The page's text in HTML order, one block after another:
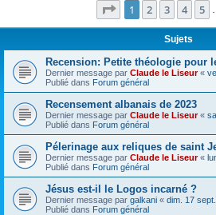
Page 1sur20
1 2 3 4 5
Sujets
Recension: Petite théologie pour
Dernier message par Claude le Liseur«
Publié dans Forum général
Recensement albanais de 2023
Dernier message par Claude le Liseur«
Publié dans Forum général
Pélerinage aux reliques de saint
Dernier message par Claude le Liseur«
Publié dans Forum général
Jésus est-il le Logos incarné ?
Dernier message par galkani « dim. 17
Publié dans Forum général